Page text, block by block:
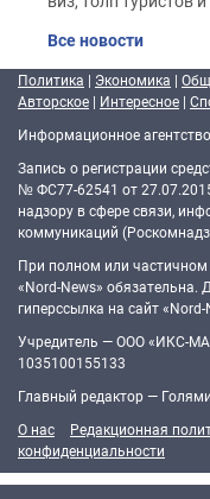
Все новости
Политика | Экономика |
Авторское | Интересное |
Информационное
Запись о регистрации
№ ФС77-62541 от
надзору в сфере связи,
коммуникаций
При полном или
«Nord-News» обязательна.
гиперссылка на сайт «Nord-
Учредитель — ООО «ИКС-
1035100155133
Главный редактор —
О нас
Редакционная
конфиденциальности